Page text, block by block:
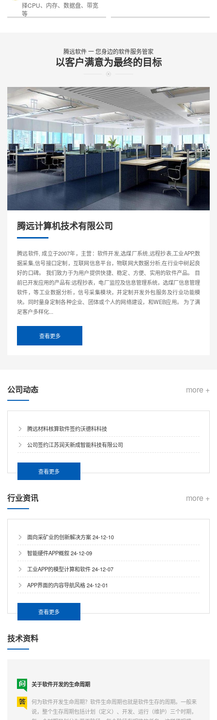
择CPU、内存、数据盘、带宽
等
腾远软件 一 您身边的软件服务管家
以客户满意为最终的目标
腾远计算机技术有限公司
腾远软件, 成立于2007年，主营：软件开发,选煤厂系统,远程抄表,工业APP,数
据采集,信号接口定制，互联网信息平台，物联网大数据分析,在行业中树起良
好的口碑。 我们致力于为用户提供快捷、稳定、方便、实用的软件产品。 目
前已开发应用的产品有:远程抄表，电厂监控及信息管理系统，选煤厂信息管理
软件，等工业数据分析，信号采集模块，并定制开发外包服务及行业功能模
块。同时量身定制各种企业、团体或个人的网络建设，和WEB应用。 为了满
足客户多样化...
查看更多
more +
公司动态
腾远材料核算软件签约沃德科科技
公司签约江苏润天新成智能科技有限公司
查看更多
more +
行业资讯
面向采矿业的创新解决方案24-12-10
智能硬件APP概叙24-12-09
工业APP的模型计算和软件24-12-07
APP界面的内容导航风格24-12-01
查看更多
技术资料
关于软件开发的生命周期
何为软件开发生命周期？软件生命周期也就是软件生存的周期。一般来
说，整个生存周期包括计划（定义）、开发、运行（维护）三个时期，